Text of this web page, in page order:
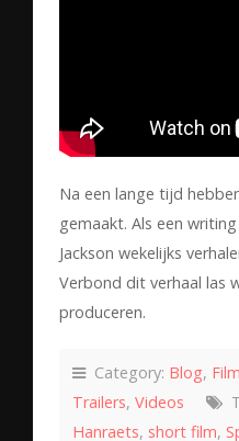
Na een lange tijd
gemaakt. Als een
Jackson wekelijks
Verbond dit verhaal las
produceren.
Category: Blog,
Trailers, Videos
Hanraets, short film,